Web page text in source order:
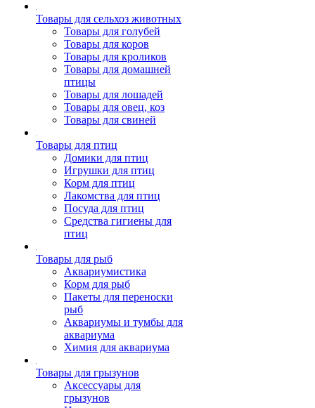
Товары для сельхоз животных
Товары для голубей
Товары для коров
Товары для кроликов
Товары для домашней
птицы
Товары для лошадей
Товары для овец, коз
Товары для свиней
Товары для птиц
Домики для птиц
Игрушки для птиц
Корм для птиц
Лакомства для птиц
Посуда для птиц
Средства гигиены для
птиц
Товары для рыб
Аквариумистика
Корм для рыб
Пакеты для переноски
рыб
Аквариумы и тумбы для
аквариума
Химия для аквариума
Товары для грызунов
Аксессуары для
грызунов